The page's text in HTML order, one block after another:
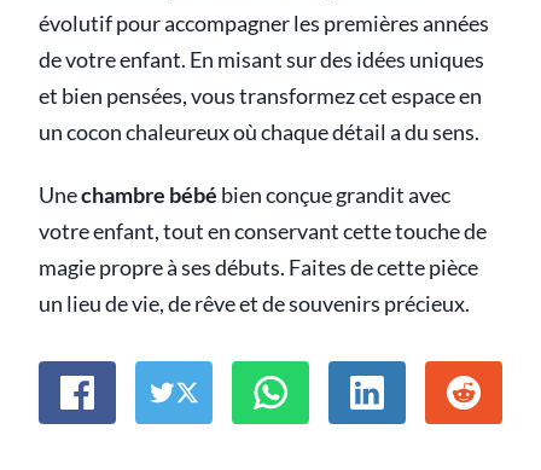
évolutif pour accompagner les premières années
de votre enfant. En misant sur des idées uniques
et bien pensées, vous transformez cet espace en
un cocon chaleureux où chaque détail a du sens.
Unechambre bébé bien conçue grandit avec
votre enfant, tout en conservant cette touche de
magie propre à ses débuts. Faites de cette pièce
un lieu de vie, de rêve et de souvenirs précieux.